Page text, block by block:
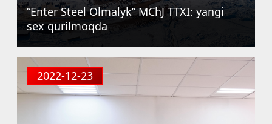
“Enter Steel Olmalyk” MChJ TTXI: yangi
sex qurilmoqda
2022-12-23